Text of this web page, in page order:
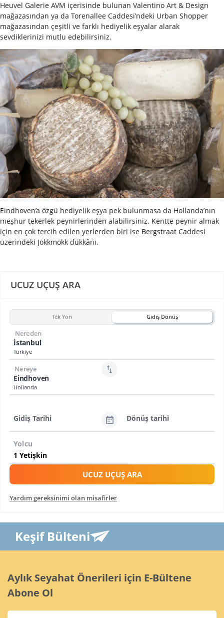
UCUZ UÇUŞ ARA
Tek Yön Gidiş Dönüş
İstanbul
Türkiye
Nereden
Eindhoven
Hollanda
Nereye
Gidiş Tarihi Dönüş tarihi
Yolcu
UCUZ UÇUŞ ARA
Yardım gereksinimi olan misafirler
Keşif Bülteni
Aylık Seyahat Önerileri için E-Bültene
Abone Ol
Heuvel Galerie AVM içerisinde bulunan Valentino Art & Design
mağazasından ya da Torenallee Caddesi’ndeki Urban Shopper
mağazasından çeşitli ve farklı hediyelik eşyalar alarak
sevdiklerinizi mutlu edebilirsiniz.
Eindhoven’a özgü hediyelik eşya pek bulunmasa da Hollanda’nın
meşhur tekerlek peynirlerinden alabilirsiniz. Kentte peynir almak
için en çok tercih edilen yerlerden biri ise Bergstraat Caddesi
üzerindeki Jokkmokk dükkânı.